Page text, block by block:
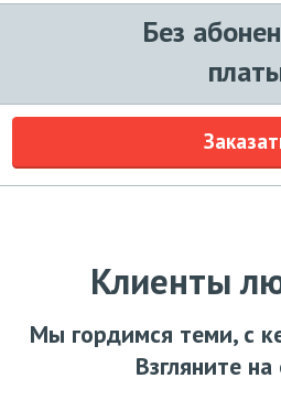
Без
Клиенты
Мы гордимся теми, с
Взгляните